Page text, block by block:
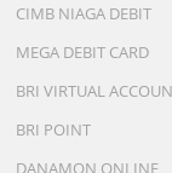
CIMB NIAGA DEBIT
MEGA DEBIT CARD
BRI VIRTUAL
BRI POINT
DANAMON ONLINE